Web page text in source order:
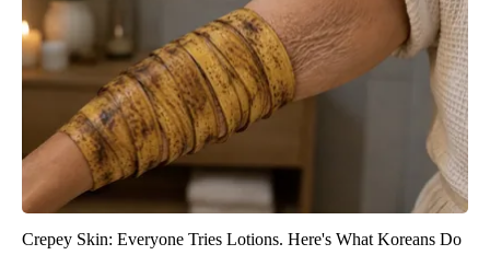
Crepey Skin: Everyone Tries Lotions. Here's What Koreans Do